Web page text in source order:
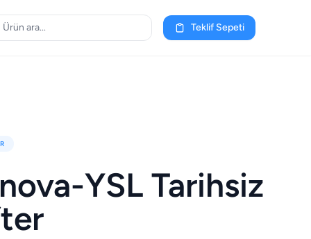
Teklif Sepeti
YSL Tarihsiz